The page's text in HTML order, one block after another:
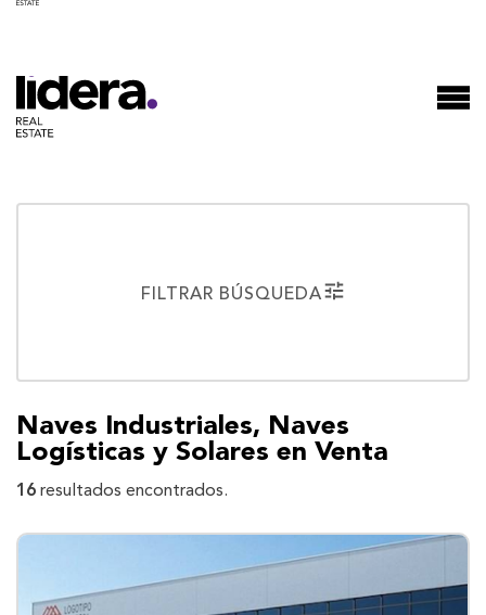
FILTRAR BÚSQUEDA
Naves Industriales, Naves
Logísticas y Solares en Venta
16 resultados encontrados.